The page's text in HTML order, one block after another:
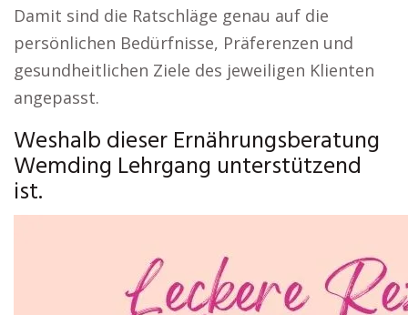
Damit sind die Ratschläge genau auf die
persönlichen Bedürfnisse, Präferenzen und
gesundheitlichen Ziele des jeweiligen Klienten
angepasst.
Weshalb dieser Ernährungsberatung
Wemding Lehrgang unterstützend
ist.